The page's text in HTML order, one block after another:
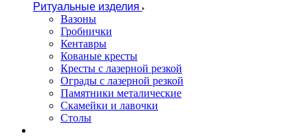
Ритуальные изделия
Вазоны
Гробнички
Кентавры
Кованые кресты
Кресты с лазерной резкой
Ограды с лазерной резкой
Памятники металические
Скамейки и лавочки
Столы